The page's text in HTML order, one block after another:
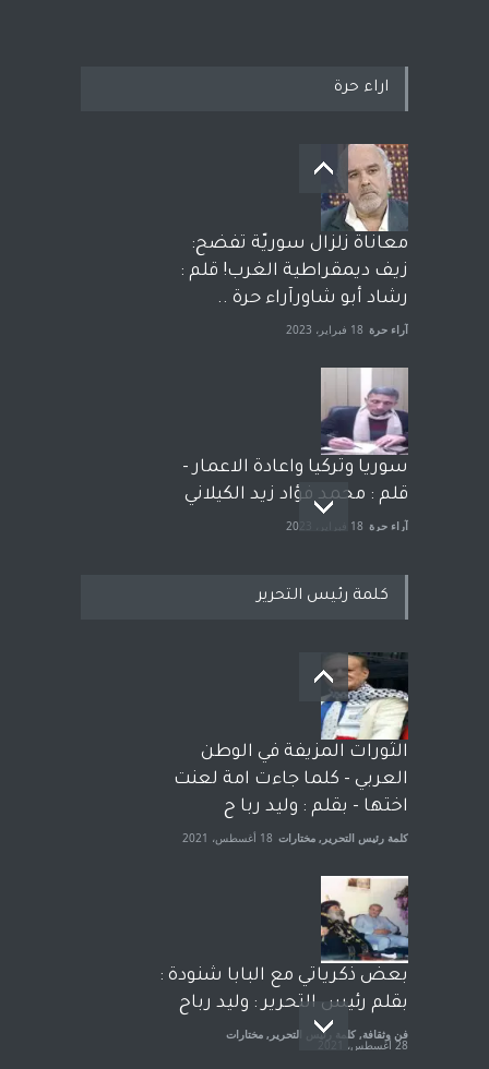
اراء حرة
معاناة زلزال سوريّة تفضح:
زيف ديمقراطية الغرب! قلم :
رشاد أبو شاورآراء حرة ..
آراء حرة 18 فبراير، 2023
سوريا وتركيا واعادة الاعمار -
قلم : محمد فؤاد زيد الكيلاني
آراء حرة 18 فبراير، 2023
بعد معارك قضائية طاحنة كتب
وترافع فيها بنفسه مرة اخرى..
الشيخ طارق يوسف يقهر
الحكومة الأمريكية ، فأعطوه
الجنسية عن يد وهم صاغرون،
آراء حرة مختارات 7 أبريل، 2023
كلمة رئيس التحرير
الثورات المزيفة في الوطن
العربي - كلما جاءت امة لعنت
اختها - بقلم : وليد ربا ح
كلمة رئيس التحرير , مختارات 18 أغسطس، 2021
بعض ذكرياتي مع البابا شنودة :
بقلم رئيس التحرير : وليد رباح
فن وثقافة, كلمة رئيس التحرير , مختارات
28 أغسطس، 2021